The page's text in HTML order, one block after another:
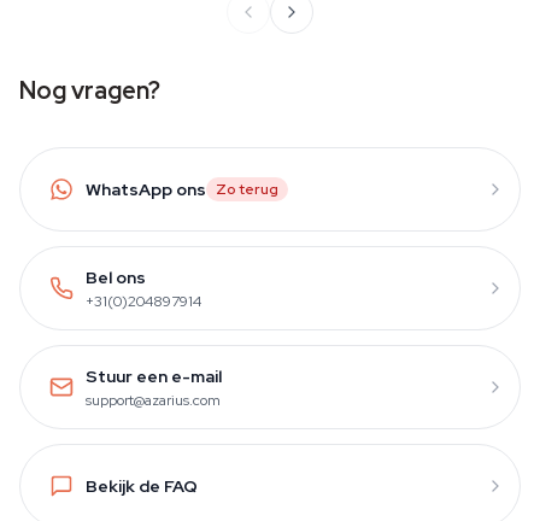
Nog vragen?
WhatsApp ons Zo terug
Bel ons
+31(0)204897914
Stuur een e-mail
support@azarius.com
Bekijk de FAQ